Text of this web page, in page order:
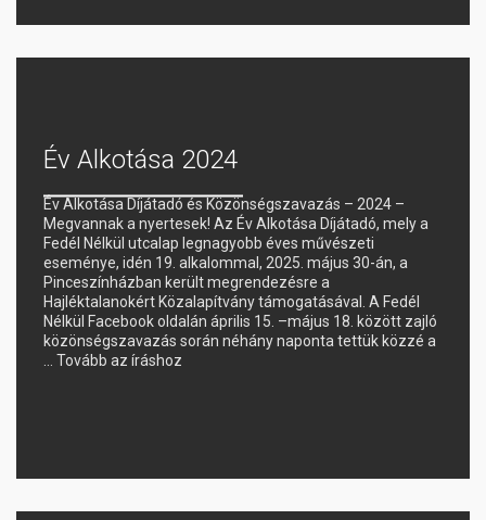
Év Alkotása 2024
Év Alkotása Díjátadó és Közönségszavazás – 2024 –
Megvannak a nyertesek! Az Év Alkotása Díjátadó, mely a
Fedél Nélkül utcalap legnagyobb éves művészeti
eseménye, idén 19. alkalommal, 2025. május 30-án, a
Pinceszínházban került megrendezésre a
Hajléktalanokért Közalapítvány támogatásával. A Fedél
Nélkül Facebook oldalán április 15. –május 18. között zajló
közönségszavazás során néhány naponta tettük közzé a
… Tovább az íráshoz